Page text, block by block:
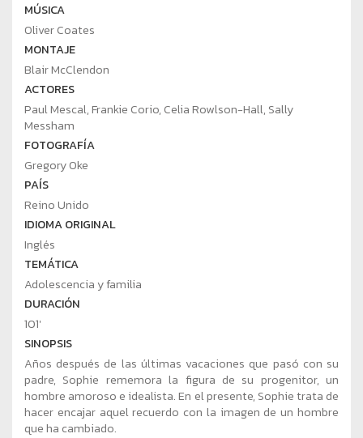
MÚSICA
Oliver Coates
MONTAJE
Blair McClendon
ACTORES
Paul Mescal, Frankie Corio, Celia Rowlson-Hall, Sally
Messham
FOTOGRAFÍA
Gregory Oke
PAÍS
Reino Unido
IDIOMA ORIGINAL
Inglés
TEMÁTICA
Adolescencia y familia
DURACIÓN
101'
SINOPSIS
Años después de las últimas vacaciones que pasó con su
padre, Sophie rememora la figura de su progenitor, un
hombre amoroso e idealista. En el presente, Sophie trata de
hacer encajar aquel recuerdo con la imagen de un hombre
que ha cambiado.